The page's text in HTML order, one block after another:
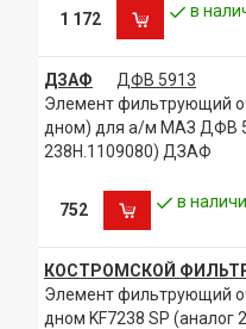
1 172 в
ДЗАФ
ДФВ 5913
Элемент фильтрующий
дном) для а/м МАЗ ДФВ
238Н.1109080) ДЗАФ
752 в
КОСТРОМСКОЙ
Элемент фильтрующий
дном KF7238 SP (аналог